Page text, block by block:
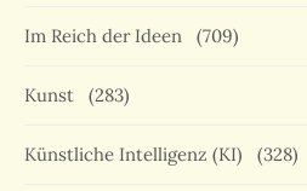
Im Reich der Ideen (709)
Kunst (283)
Künstliche Intelligenz (KI) (328)